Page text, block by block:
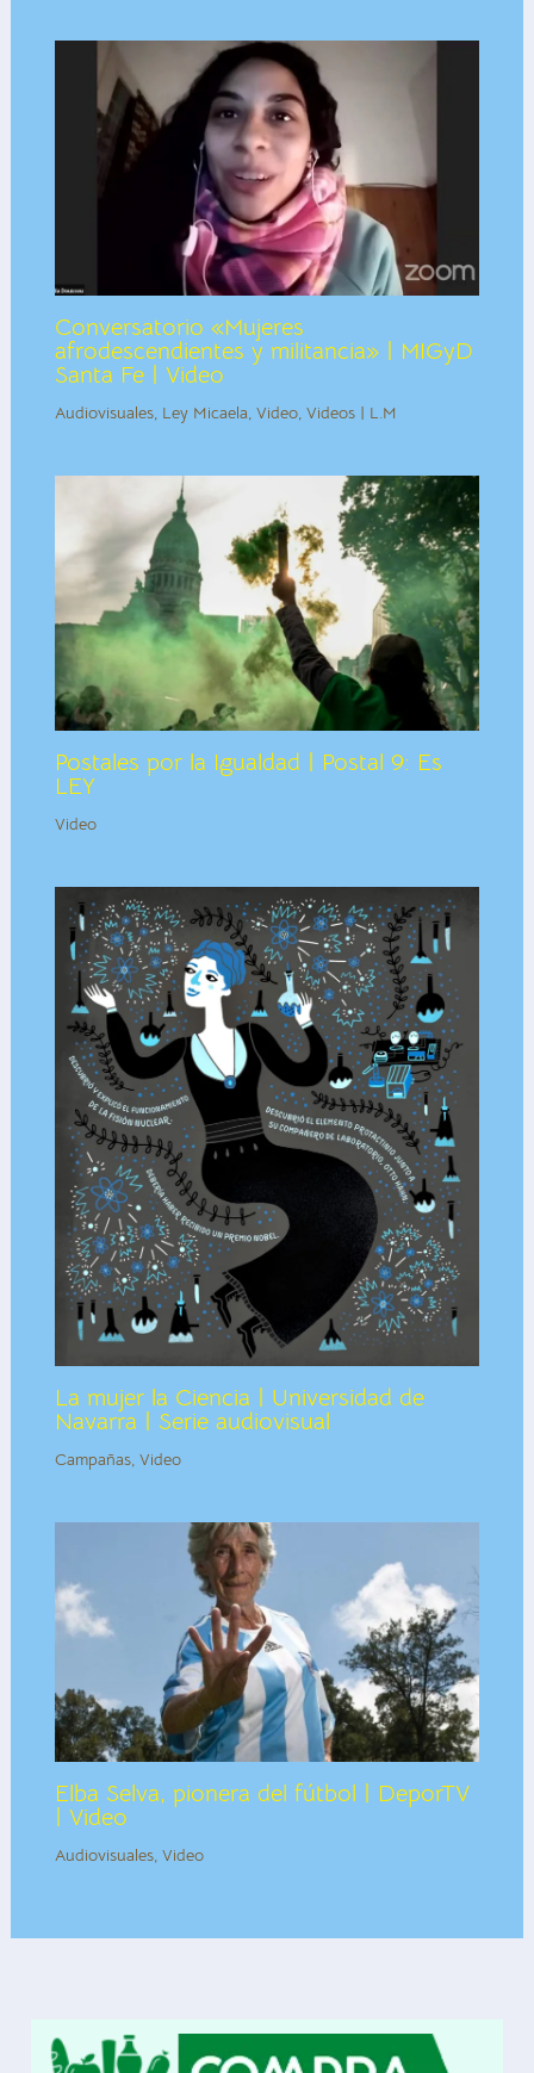
Conversatorio «Mujeres
afrodescendientes y militancia» | MIGyD
Santa Fe | Video
Audiovisuales, Ley Micaela, Video, Videos | L.M
Postales por la Igualdad | Postal 9: Es
LEY
Video
La mujer la Ciencia | Universidad de
Navarra | Serie audiovisual
Campañas, Video
Elba Selva, pionera del fútbol | DeporTV
| Video
Audiovisuales, Video